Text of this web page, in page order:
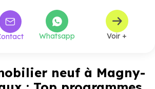
Whatsapp Voir +
neuf à Magny-